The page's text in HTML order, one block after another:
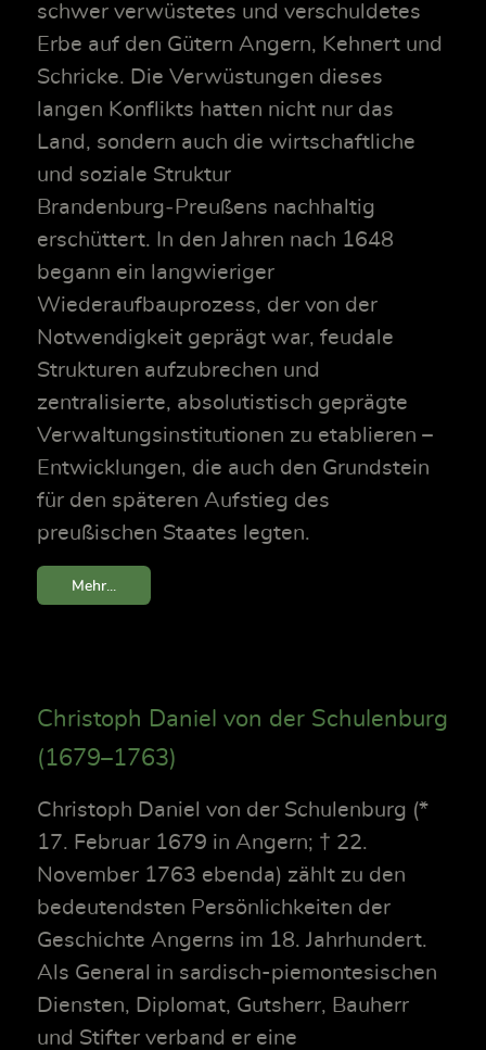
schwer verwüstetes und verschuldetes
Erbe auf den Gütern Angern, Kehnert und
Schricke. Die Verwüstungen dieses
langen Konflikts hatten nicht nur das
Land, sondern auch die wirtschaftliche
und soziale Struktur
Brandenburg‑Preußens nachhaltig
erschüttert. In den Jahren nach 1648
begann ein langwieriger
Wiederaufbauprozess, der von der
Notwendigkeit geprägt war, feudale
Strukturen aufzubrechen und
zentralisierte, absolutistisch geprägte
Verwaltungsinstitutionen zu etablieren –
Entwicklungen, die auch den Grundstein
für den späteren Aufstieg des
preußischen Staates legten.
Mehr...
Christoph Daniel von der Schulenburg
(1679–1763)
Christoph Daniel von der Schulenburg (*
17. Februar 1679 in Angern; † 22.
November 1763 ebenda) zählt zu den
bedeutendsten Persönlichkeiten der
Geschichte Angerns im 18. Jahrhundert.
Als General in sardisch-piemontesischen
Diensten, Diplomat, Gutsherr, Bauherr
und Stifter verband er eine